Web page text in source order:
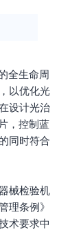
全生命周
以优化光
设计光治
，控制蓝
同时符合
械检验机
理条例》
术要求中